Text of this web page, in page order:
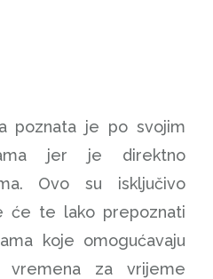
poznata je po svojim
jer je direktno
Ovo su isključivo
će te lako prepoznati
koje omogućavaju
vremena za vrijeme